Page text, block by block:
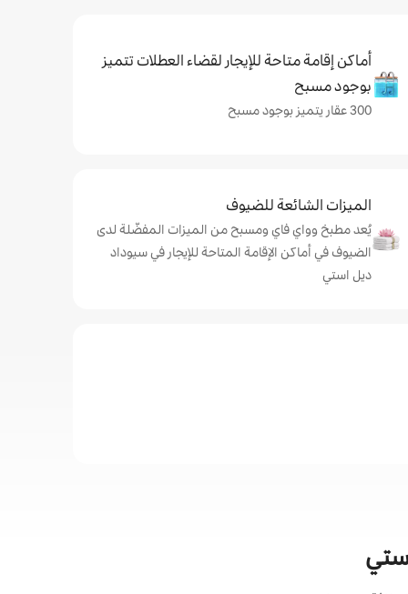
أماكن إقامة متاحة للإيجار لقضاء العطلات تتميز
بوجود مسبح
300 عقار يتميز بوجود مسبح
الميزات الشائعة للضيوف
يُعد مطبخ وواي فاي ومسبح من الميزات المفضّلة لدى
الضيوف في أماكن الإقامة المتاحة للإيجار في سيوداد
ديل استي